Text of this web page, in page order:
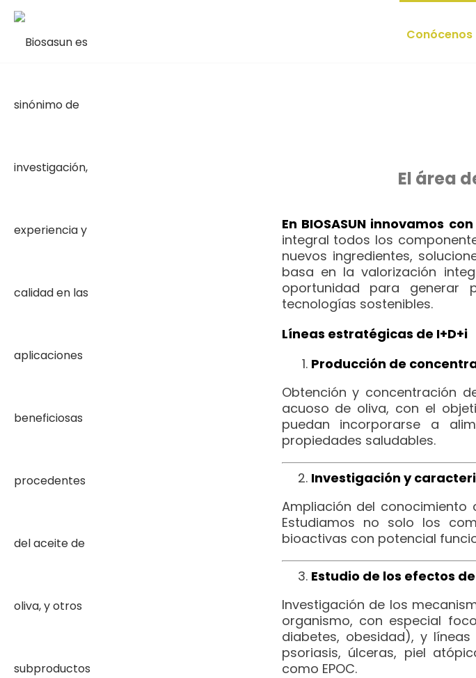
Conócenos
El área
En BIOSASUN innovamos
integral todos los
nuevos ingredientes,
basa en la valorización
oportunidad para generar
tecnologías sostenibles.
Líneas estratégicas de I+D+i
Producción de
Obtención y concentración
acuoso de oliva, con el
puedan incorporarse a
propiedades saludables.
Investigación y
Ampliación del
Estudiamos no solo los
bioactivas con potencial
Estudio de los efectos
Investigación de los
organismo, con especial
diabetes, obesidad), y
psoriasis, úlceras, piel
como EPOC.